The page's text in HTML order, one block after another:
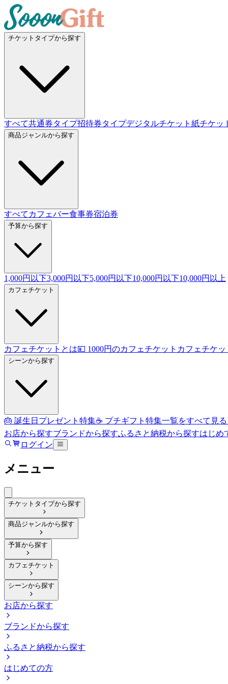
チケットタイプから探す
すべて共通券タイプ招待券タイプデジタルチケット 紙チケッ
商品ジャンルから探す
すべて カフェバー食事券宿泊券
予算から探す
1,000円以下3,000円以下5,000円以下10,000円以下10,000円以上
カフェチケット
カフェチケットとは💴 1000円のカフェチケット カフェチケ
シーンから探す
🎂 誕生日プレゼント特集☕ プチギフト特集一覧をすべて見
お店から探すブランドから探すふるさと納税から探すはじめ
ログイン
メニュー
チケットタイプから探す
商品ジャンルから探す
予算から探す
カフェチケット
シーンから探す
お店から探す
ブランドから探す
ふるさと納税から探す
はじめての方